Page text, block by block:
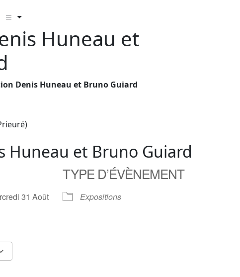
Huneau et
Denis Huneau et Bruno Guiard
Huneau et Bruno Guiard
31 Août
TYPE D’ÉVÈNEMENT
Expositions